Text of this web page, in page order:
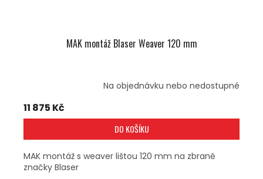
MAK montáž Blaser Weaver 120 mm
Na objednávku nebo nedostupné
11 875 Kč
DO KOŠÍKU
MAK montáž s weaver lištou 120 mm na zbraně
značky Blaser